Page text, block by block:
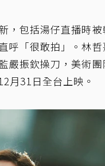
，包括湯仔直播時
呼「很敢拍」。林
嚴振欽操刀，美術
月31日全台上映。